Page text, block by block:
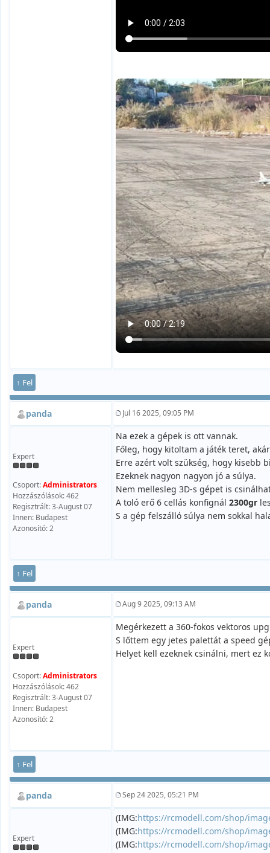
↑ Fel
panda Jul 16 2025, 09:05 PM
Expert
Csoport:Administrators
Hozzászólások: 462
Regisztrált: 3-August 07
Innen: Budapest
Azonosító: 2
Na ezek a gépek is ott vannak.
Főleg, hogy kitoltam a játék teret,
Erre azért volt szükség, hogy kisebb
Ezeknek nagyon nagyon jó a súlya.
Nem mellesleg 3D-s gépet is
A toló erő 6 cellás konfignál 2300gr
S a gép felszálló súlya nem sokkal
↑ Fel
panda Aug 9 2025, 09:13 AM
Expert
Csoport:Administrators
Hozzászólások: 462
Regisztrált: 3-August 07
Innen: Budapest
Azonosító: 2
Megérkezett a 360-fokos vektoros
S lőttem egy jetes palettát a speed
Helyet kell ezeknek csinálni, mert ez
↑ Fel
panda Sep 24 2025, 05:21 PM
Expert
(IMG:https://rcmodell.com/shop/
(IMG:https://rcmodell.com/shop/
(IMG:https://rcmodell.com/shop/